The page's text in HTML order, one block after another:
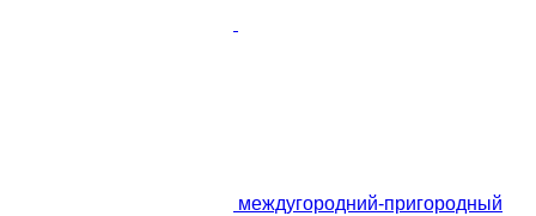
междугородний-пригородный